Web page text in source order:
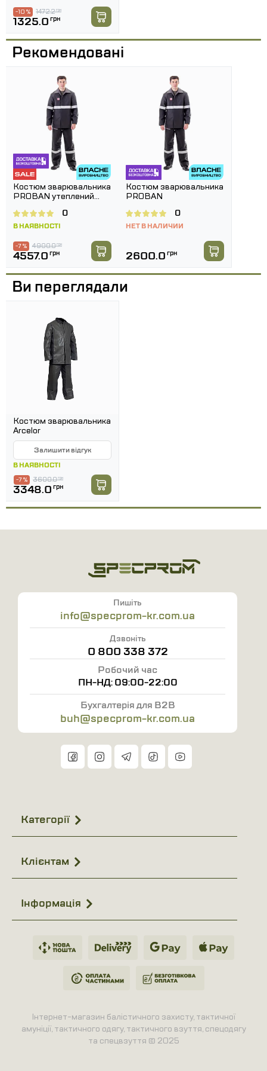
1472.2грн
-10 %
1325.0 грн
Рекомендовані
Костюм зварювальника
PROBAN утеплений
В НАЯВНОСТІ
0
4900.0грн
-7 %
4557.0 грн
Костюм зварювальника
PROBAN
НЕТ В НАЛИЧИИ
0
2600.0 грн
Ви переглядали
Костюм зварювальника
Arcelor
Залишити відгук
В НАЯВНОСТІ
3600.0грн
-7 %
3348.0 грн
Пишіть
info@specprom-kr.com.ua
Дзвоніть
0 800 338 372
Робочий час
ПН-НД: 09:00-22:00
Бухгалтерія для B2B
buh@specprom-kr.com.ua
Категорії
Клієнтам
Інформація
Інтернет-магазин балістичного захисту, тактичної
амуніції, тактичного одягу, тактичного взуття, спецодягу
та спецвзуття © 2025